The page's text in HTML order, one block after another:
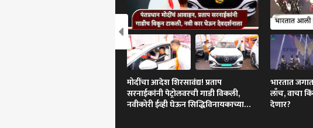
मोदींचा आदेश शिरसावंद्य! प्रताप
सरनाईकांनी पेट्रोलवरची गाडी विकली,
नवीकोरी ईव्ही घेऊन सिद्धिविनायकाच्या
भारतात
लाँच, वाचा
देणार?